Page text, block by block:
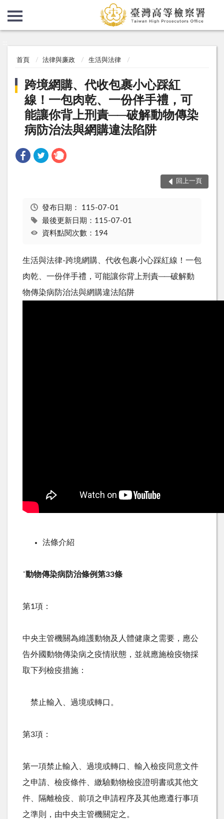
首頁 法律與廉政 生活與法律
跨境網購、代收包裹小心踩紅
線！一包肉乾、一份伴手禮，可
能讓你背上刑責──破解動物傳染
病防治法與網購違法陷阱
回上一頁
發布日期： 115-07-01
最後更新日期：115-07-01
資料點閱次數：194
生活與法律-跨境網購、代收包裹小心踩紅線！一包
肉乾、一份伴手禮，可能讓你背上刑責──破解動
物傳染病防治法與網購違法陷阱
法條介紹
˙動物傳染病防治條例第33條
第1項：
中央主管機關為維護動物及人體健康之需要，應公
告外國動物傳染病之疫情狀態，並就應施檢疫物採
取下列檢疫措施：
禁止輸入、過境或轉口。
第3項：
第一項禁止輸入、過境或轉口、輸入檢疫同意文件
之申請、檢疫條件、繳驗動物檢疫證明書或其他文
件、隔離檢疫、前項之申請程序及其他應遵行事項
之準則，由中央主管機關定之。